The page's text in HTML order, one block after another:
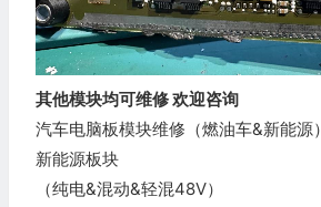
其他模块均可维修 欢迎咨询
汽车电脑板模块维修（燃油车&新能源）
新能源板块
（纯电&混动&轻混48V）